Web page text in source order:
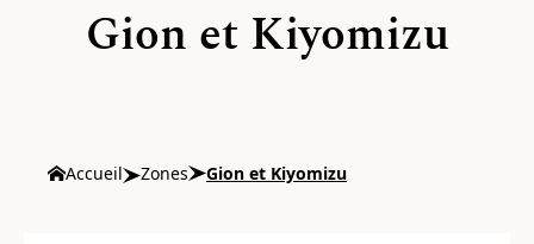
Gion et Kiyomizu
Accueil Zones Gion et Kiyomizu